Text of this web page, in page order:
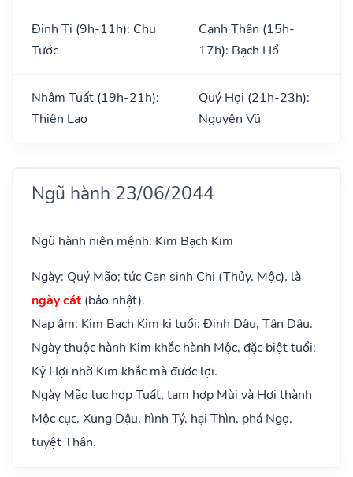
Đinh Tị (9h-11h): Chu
Tước
Canh Thân (15h-
17h): Bạch Hổ
Nhâm Tuất (19h-21h):
Thiên Lao
Quý Hợi (21h-23h):
Nguyên Vũ
Ngũ hành 23/06/2044
Ngũ hành niên mệnh: Kim Bạch Kim
Ngày: Quý Mão; tức Can sinh Chi (Thủy, Mộc), là
ngày cát(bảo nhật).
Nạp âm: Kim Bạch Kim kị tuổi: Đinh Dậu, Tân Dậu.
Ngày thuộc hành Kim khắc hành Mộc, đặc biệt tuổi:
Kỷ Hợi nhờ Kim khắc mà được lợi.
Ngày Mão lục hợp Tuất, tam hợp Mùi và Hợi thành
Mộc cục. Xung Dậu, hình Tý, hại Thìn, phá Ngọ,
tuyệt Thân.